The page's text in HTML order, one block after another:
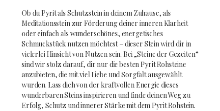
Ob du Pyrit als Schutzstein in deinem Zuhause, als
Meditationsstein zur Förderung deiner inneren Klarheit
oder einfach als wunderschönes, energetisches
Schmuckstück nutzen möchtest – dieser Stein wird dir in
vielerlei Hinsicht von Nutzen sein. Bei „Steine der Gezeiten“
sind wir stolz darauf, dir nur die besten Pyrit Rohsteine
anzubieten, die mit viel Liebe und Sorgfalt ausgewählt
wurden. Lass dich von der kraftvollen Energie dieses
wunderbaren Steins inspirieren und finde deinen Weg zu
Erfolg, Schutz und innerer Stärke mit dem Pyrit Rohstein.